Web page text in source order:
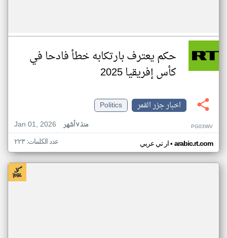
حكم يعترف بارتكابه خطأ فادحا في
كأس إفريقيا 2025
اخبار جزر القمر
Politics
Jan 01, 2026
منذ ٧ أشهر PG03WV
ار تي عربي• arabic.rt.com عدد الكلمات: ٢٢٣